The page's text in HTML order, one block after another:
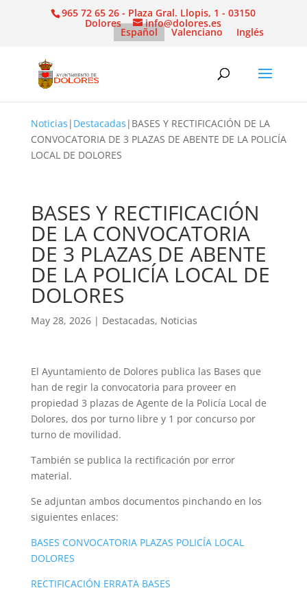
965 72 65 26 - Plaza Gral. Llopis, 1 - 03150
Dolores info@dolores.es
Español Valenciano Inglés
Noticias | Destacadas | BASES Y RECTIFICACIÓN DE LA
CONVOCATORIA DE 3 PLAZAS DE ABENTE DE LA POLICÍA
LOCAL DE DOLORES
BASES Y RECTIFICACIÓN
DE LA CONVOCATORIA
DE 3 PLAZAS DE ABENTE
DE LA POLICÍA LOCAL DE
DOLORES
May 28, 2026| Destacadas, Noticias
El Ayuntamiento de Dolores publica las Bases que
han de regir la convocatoria para proveer en
propiedad 3 plazas de Agente de la Policía Local de
Dolores, dos por turno libre y 1 por concurso por
turno de movilidad.
También se publica la rectificación por error
material.
Se adjuntan ambos documentos pinchando en los
siguientes enlaces:
BASES CONVOCATORIA PLAZAS POLICÍA LOCAL
DOLORES
RECTIFICACIÓN ERRATA BASES